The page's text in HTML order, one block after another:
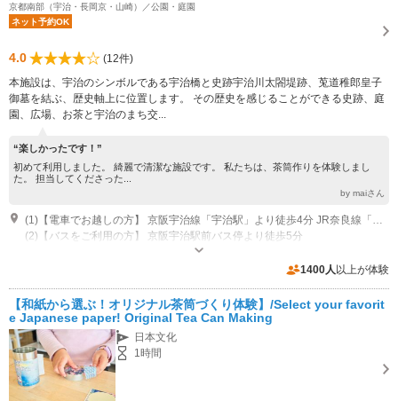
京都南部（宇治・長岡京・山崎）／公園・庭園
ネット予約OK
4.0
(12件)
本施設は、宇治のシンボルである宇治橋と史跡宇治川太閤堤跡、莵道稚郎皇子
御墓を結ぶ、歴史軸上に位置します。 その歴史を感じることができる史跡、庭
園、広場、お茶と宇治のまち交...
“楽しかったです！”
初めて利用しました。 綺麗で清潔な施設です。 私たちは、茶筒作りを体験しまし
た。 担当してくださった...
by maiさん
(2)【バスをご利用の方】 京阪宇治駅前バス停より徒歩5分
営業時間：9:00~17:00 年中無休 ※ 施設点検、気象状況などで臨時休業を
する場合があります。 (館内にあるミュージアムの最終入場時間は16：30で
1400人 以上が体験
【和紙から選ぶ！オリジナル茶筒づくり体験】/Select your favorit
e Japanese paper! Original Tea Can Making
日本文化
1時間